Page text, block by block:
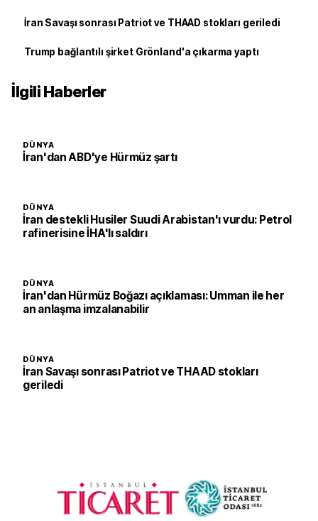
İran Savaşı sonrası Patriot ve THAAD stokları geriledi
Trump bağlantılı şirket Grönland'a çıkarma yaptı
İlgili Haberler
DÜNYA
İran'dan ABD'ye Hürmüz şartı
DÜNYA
İran destekli Husiler Suudi Arabistan'ı vurdu: Petrol
rafinerisine İHA'lı saldırı
DÜNYA
İran'dan Hürmüz Boğazı açıklaması: Umman ile her
an anlaşma imzalanabilir
DÜNYA
İran Savaşı sonrası Patriot ve THAAD stokları
geriledi